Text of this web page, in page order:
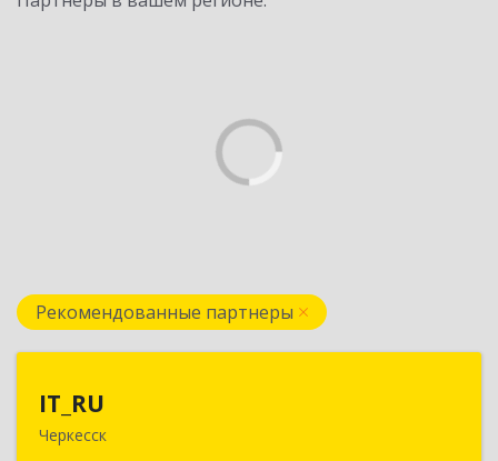
Рекомендованные партнеры
IT_RU
Черкесск